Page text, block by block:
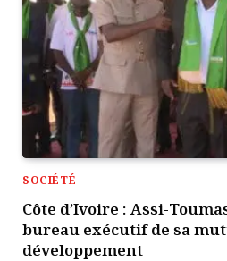
SOCIÉTÉ
Côte d’Ivoire : Assi-
bureau exécutif de sa
développement